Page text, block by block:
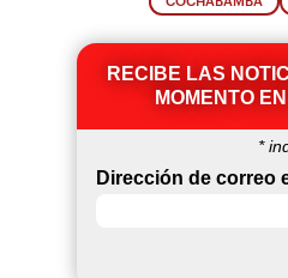
RECIBE LAS
MOMENTO
*
Dirección de correo